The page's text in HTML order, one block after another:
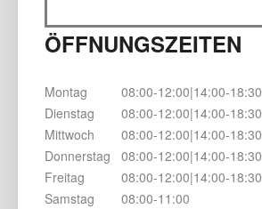
ÖFFNUNGSZEITEN
Montag
08:00-12:00|14:00-18:30
Dienstag
08:00-12:00|14:00-18:30
Mittwoch
08:00-12:00|14:00-18:30
Donnerstag
08:00-12:00|14:00-18:30
Freitag
08:00-12:00|14:00-18:30
Samstag
08:00-11:00